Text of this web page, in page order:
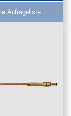
Anfrageliste